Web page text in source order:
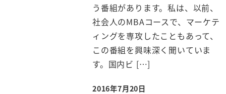
う番組があります。私は、以前、
社会人のMBAコースで、マーケテ
ィングを専攻したこともあって、
この番組を興味深く聞いていま
す。国内ビ […]
2016年7月20日